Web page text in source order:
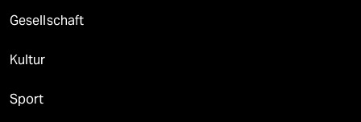
Gesellschaft
Kultur
Sport